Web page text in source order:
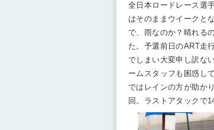
全日本ロードレース選
はそのままウイークと
で、雨なのか？晴れる
た。予選前日のART走
でしまい大変申し訳な
ームスタッフも困惑し
ではレインの方が助か
回。ラストアタックで